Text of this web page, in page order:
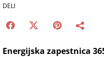
DELI
Energijska zapestnica